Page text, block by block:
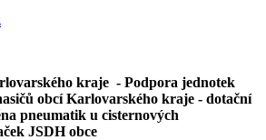
kraje - Podpora jednotek
obcí Karlovarského kraje - dotační
pneumatik u cisternových
JSDH obce